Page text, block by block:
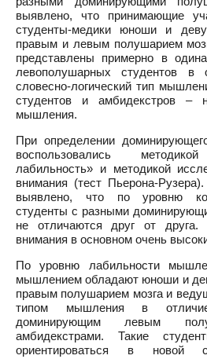
выявлено, что принимающие
студенты-медики юноши и
правым и левым полушарием
представлены примерно в
левополушарных студентов в
словесно-логический тип
студентов и амбидекстров –
мышления.
При определении
воспользовались
лабильность» и методикой
внимания (тест Пьерона-
выявлено, что по уровню
студенты с разными
не отличаются друг от друга.
внимания в основном очень
По уровню лабильности
мышлением обладают юноши и
правым полушарием мозга и
типом мышления в
доминирующим левым
амбидекстрами. Такие
ориентироваться в новой